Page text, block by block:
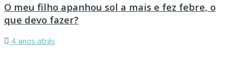
O meu filho apanhou sol a mais e fez febre, o
que devo fazer?
4 anos atrás